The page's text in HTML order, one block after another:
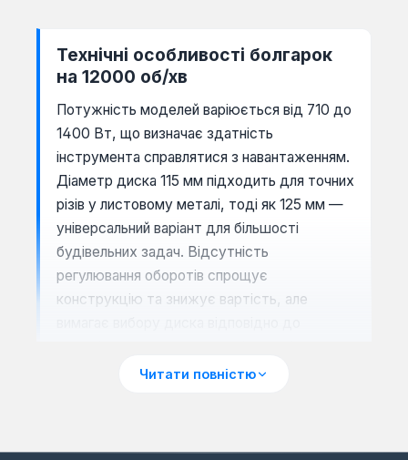
Технічні особливості болгарок
на 12000 об/хв
Потужність моделей варіюється від 710 до
1400 Вт, що визначає здатність
інструмента справлятися з навантаженням.
Діаметр диска 115 мм підходить для точних
різів у листовому металі, тоді як 125 мм —
універсальний варіант для більшості
будівельних задач. Відсутність
регулювання оборотів спрощує
конструкцію та знижує вартість, але
для каменю — алмазні.
WHY: Чому 12000 об/хв —
Читати повністю